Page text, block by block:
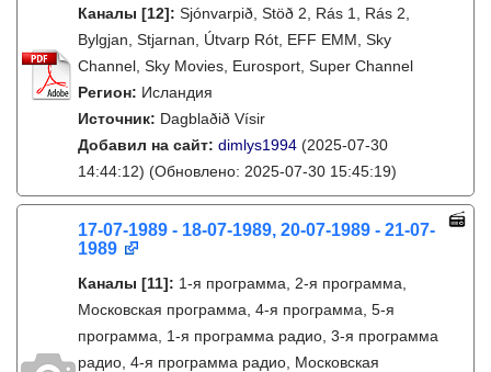
Каналы [12]: Sjónvarpið, Stöð 2, Rás 1, Rás 2,
Bylgjan, Stjarnan, Útvarp Rót, EFF EMM, Sky
Channel, Sky Movies, Eurosport, Super Channel
Регион: Исландия
Источник: Dagblaðið Vísir
Добавил на сайт: dimlys1994 (2025-07-30
14:44:12) (Обновлено: 2025-07-30 15:45:19)
17-07-1989 - 18-07-1989, 20-07-1989 - 21-07-
1989
Каналы [11]: 1-я программа, 2-я программа,
Московская программа, 4-я программа, 5-я
программа, 1-я программа радио, 3-я программа
радио, 4-я программа радио, Московская